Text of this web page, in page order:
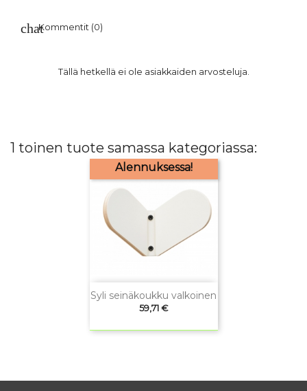
Kommentit (0)
Tällä hetkellä ei ole asiakkaiden arvosteluja.
1 toinen tuote samassa kategoriassa:
Syli seinäkoukku valkoinen
Hinta
59,71 €
Alennuksessa!